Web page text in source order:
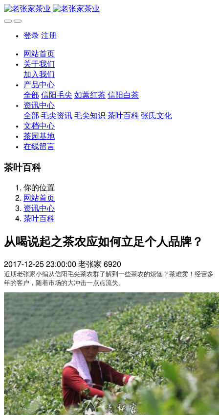
登录 注册
网站首页
关于我们
加入我们
产品中心
全部 信阳毛尖 如蕙红茶 信阳白茶
资讯中心
全部 毛尖资讯 毛尖知识 茶叶百科 张氏文化
文档中心
茶园基地
在线留言
茶叶百科
你的位置
网站首页
资讯中心
茶叶百科
从喝说起之茶农应如何立足个人品牌？
2017-12-25 23:00:00 老张家 6920
近期老张家小编从信阳毛尖茶农群了解到一些茶农的烦恼？茶难卖！经营多
年的客户，随着市场的大冲击一点点流失。